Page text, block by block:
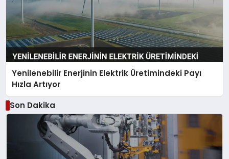
Yenilenebilir Enerjinin Elektrik Üretimindeki Payı
Hızla Artıyor
Son Dakika